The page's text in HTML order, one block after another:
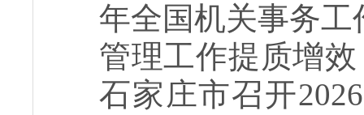
年全国机关事务
管理工作提质增
石家庄市召开